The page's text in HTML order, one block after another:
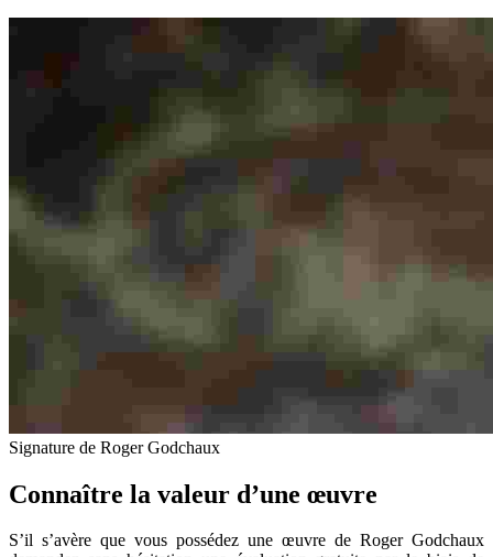
Signature de Roger Godchaux
Connaître la valeur d’une œuvre
S’il s’avère que vous possédez une œuvre de Roger Godchaux